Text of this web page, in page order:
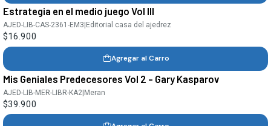
Estrategia en el medio juego Vol III
AJED-LIB-CAS-2361-EM3 Editorial casa del ajedrez
$16.900
Agregar al Carro
Mis Geniales Predecesores Vol 2 - Gary Kasparov
AJED-LIB-MER-LIBR-KA2|Meran
$39.900